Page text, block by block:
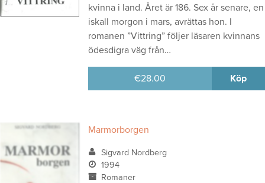
kvinna i land. Året är 186. Sex år senare, en
iskall morgon i mars, avrättas hon. I
romanen ”Vittring” följer läsaren kvinnans
ödesdigra väg från…
€28.00 Köp
Marmorborgen
Sigvard Nordberg
1994
Romaner